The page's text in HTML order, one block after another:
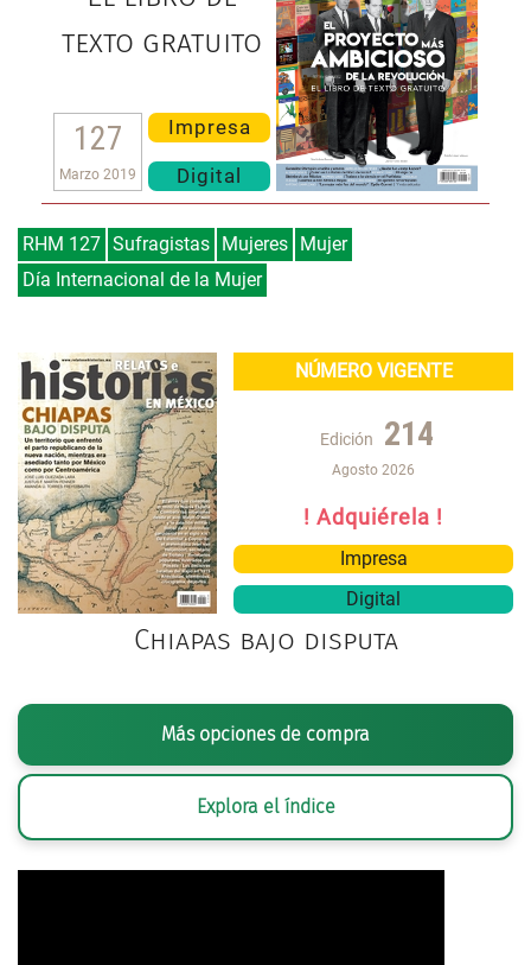
texto gratuito
127
Marzo 2019
Impresa
Digital
RHM 127 Sufragistas Mujeres Mujer
Día Internacional de la Mujer
NÚMERO VIGENTE
Edición 214
Agosto 2026
! Adquiérela !
Impresa
Digital
Chiapas bajo disputa
Más opciones de compra
Explora el índice